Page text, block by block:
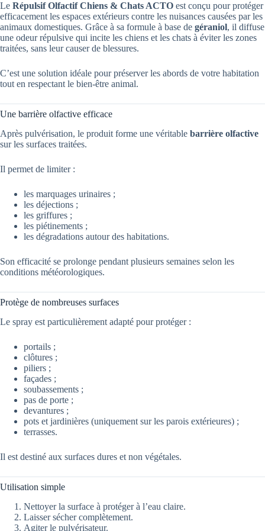
Le Répulsif Olfactif Chiens & Chats ACTO est conçu pour protéger
efficacement les espaces extérieurs contre les nuisances causées par les
animaux domestiques. Grâce à sa formule à base de géraniol, il diffuse
une odeur répulsive qui incite les chiens et les chats à éviter les zones
traitées, sans leur causer de blessures.
C’est une solution idéale pour préserver les abords de votre habitation
tout en respectant le bien-être animal.
Une barrière olfactive efficace
Après pulvérisation, le produit forme une véritable barrière olfactive
sur les surfaces traitées.
Il permet de limiter :
les marquages urinaires ;
les déjections ;
les griffures ;
les piétinements ;
les dégradations autour des habitations.
Son efficacité se prolonge pendant plusieurs semaines selon les
conditions météorologiques.
Protège de nombreuses surfaces
Le spray est particulièrement adapté pour protéger :
portails ;
clôtures ;
piliers ;
façades ;
soubassements ;
pas de porte ;
devantures ;
pots et jardinières (uniquement sur les parois extérieures) ;
terrasses.
Il est destiné aux surfaces dures et non végétales.
Utilisation simple
Nettoyer la surface à protéger à l’eau claire.
Laisser sécher complètement.
Agiter le pulvérisateur.